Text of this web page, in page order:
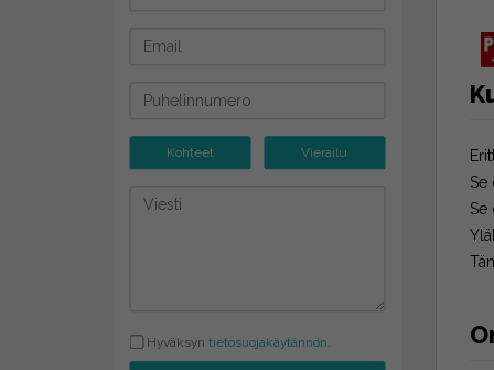
Se
Se
Kohteet Vierailu
Hyväksyn tietosuojakäytännön.